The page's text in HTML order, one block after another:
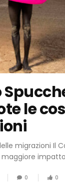
le
migrazioni Il
0 0